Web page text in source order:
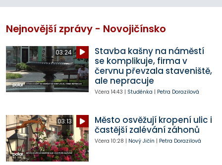
Nejnovější zprávy - Novojičínsko
03:24
Stavba kašny na náměstí
se komplikuje, firma v
červnu převzala staveniště,
ale nepracuje
Včera 14:43 | Studénka | Petra Dorazilová
03:13
Město osvěžují kropení ulic i
častější zalévání záhonů
Včera 10:28 | Nový Jičín | Petra Dorazilová